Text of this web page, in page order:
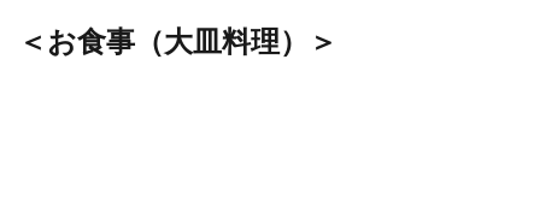
＜お食事（大皿料理）＞